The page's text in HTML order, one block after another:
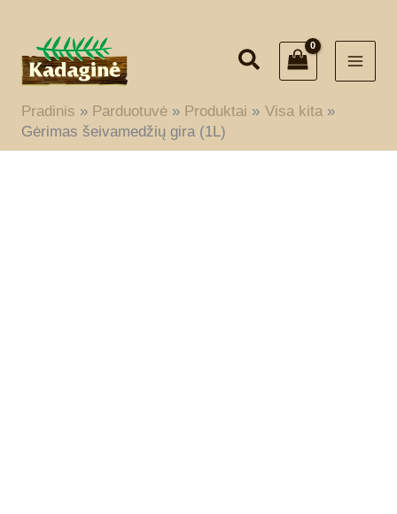
turinio
Pradinis Parduotuvė Produktai
Visa kita
Gėrimas šeivamedžių gira (1L)